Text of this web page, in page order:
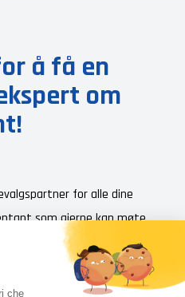
å få en
om
for alle dine
som gjerne kan møte
av hele vårt
tilbud, slik at du får den